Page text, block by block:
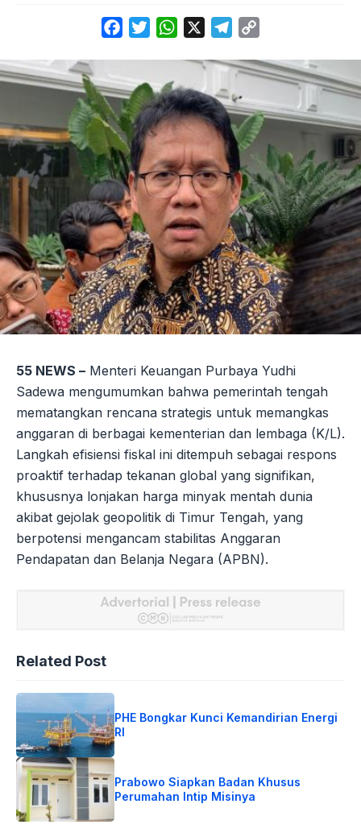
FacebookTwitterWhatsApp Telegram
55 NEWS – Menteri Keuangan Purbaya Yudhi
Sadewa mengumumkan bahwa pemerintah tengah
mematangkan rencana strategis untuk memangkas
anggaran di berbagai kementerian dan lembaga (K/L).
Langkah efisiensi fiskal ini ditempuh sebagai respons
proaktif terhadap tekanan global yang signifikan,
khususnya lonjakan harga minyak mentah dunia
akibat gejolak geopolitik di Timur Tengah, yang
berpotensi mengancam stabilitas Anggaran
Pendapatan dan Belanja Negara (APBN).
Related Post
PHE Bongkar Kunci Kemandirian Energi
RI
Prabowo Siapkan Badan Khusus
Perumahan Intip Misinya